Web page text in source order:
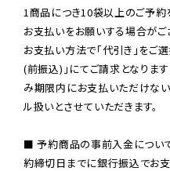
1商品につき10袋以上のご予約
お支払いをお願いする場合がご
お支払い方法で「代引き」をご
(前振込)」にてご請求となりま
み期限内にお支払いただけな
ル扱いとさせていただきます。
■ 予約商品の事前入金につい
約締切日までに銀行振込でお